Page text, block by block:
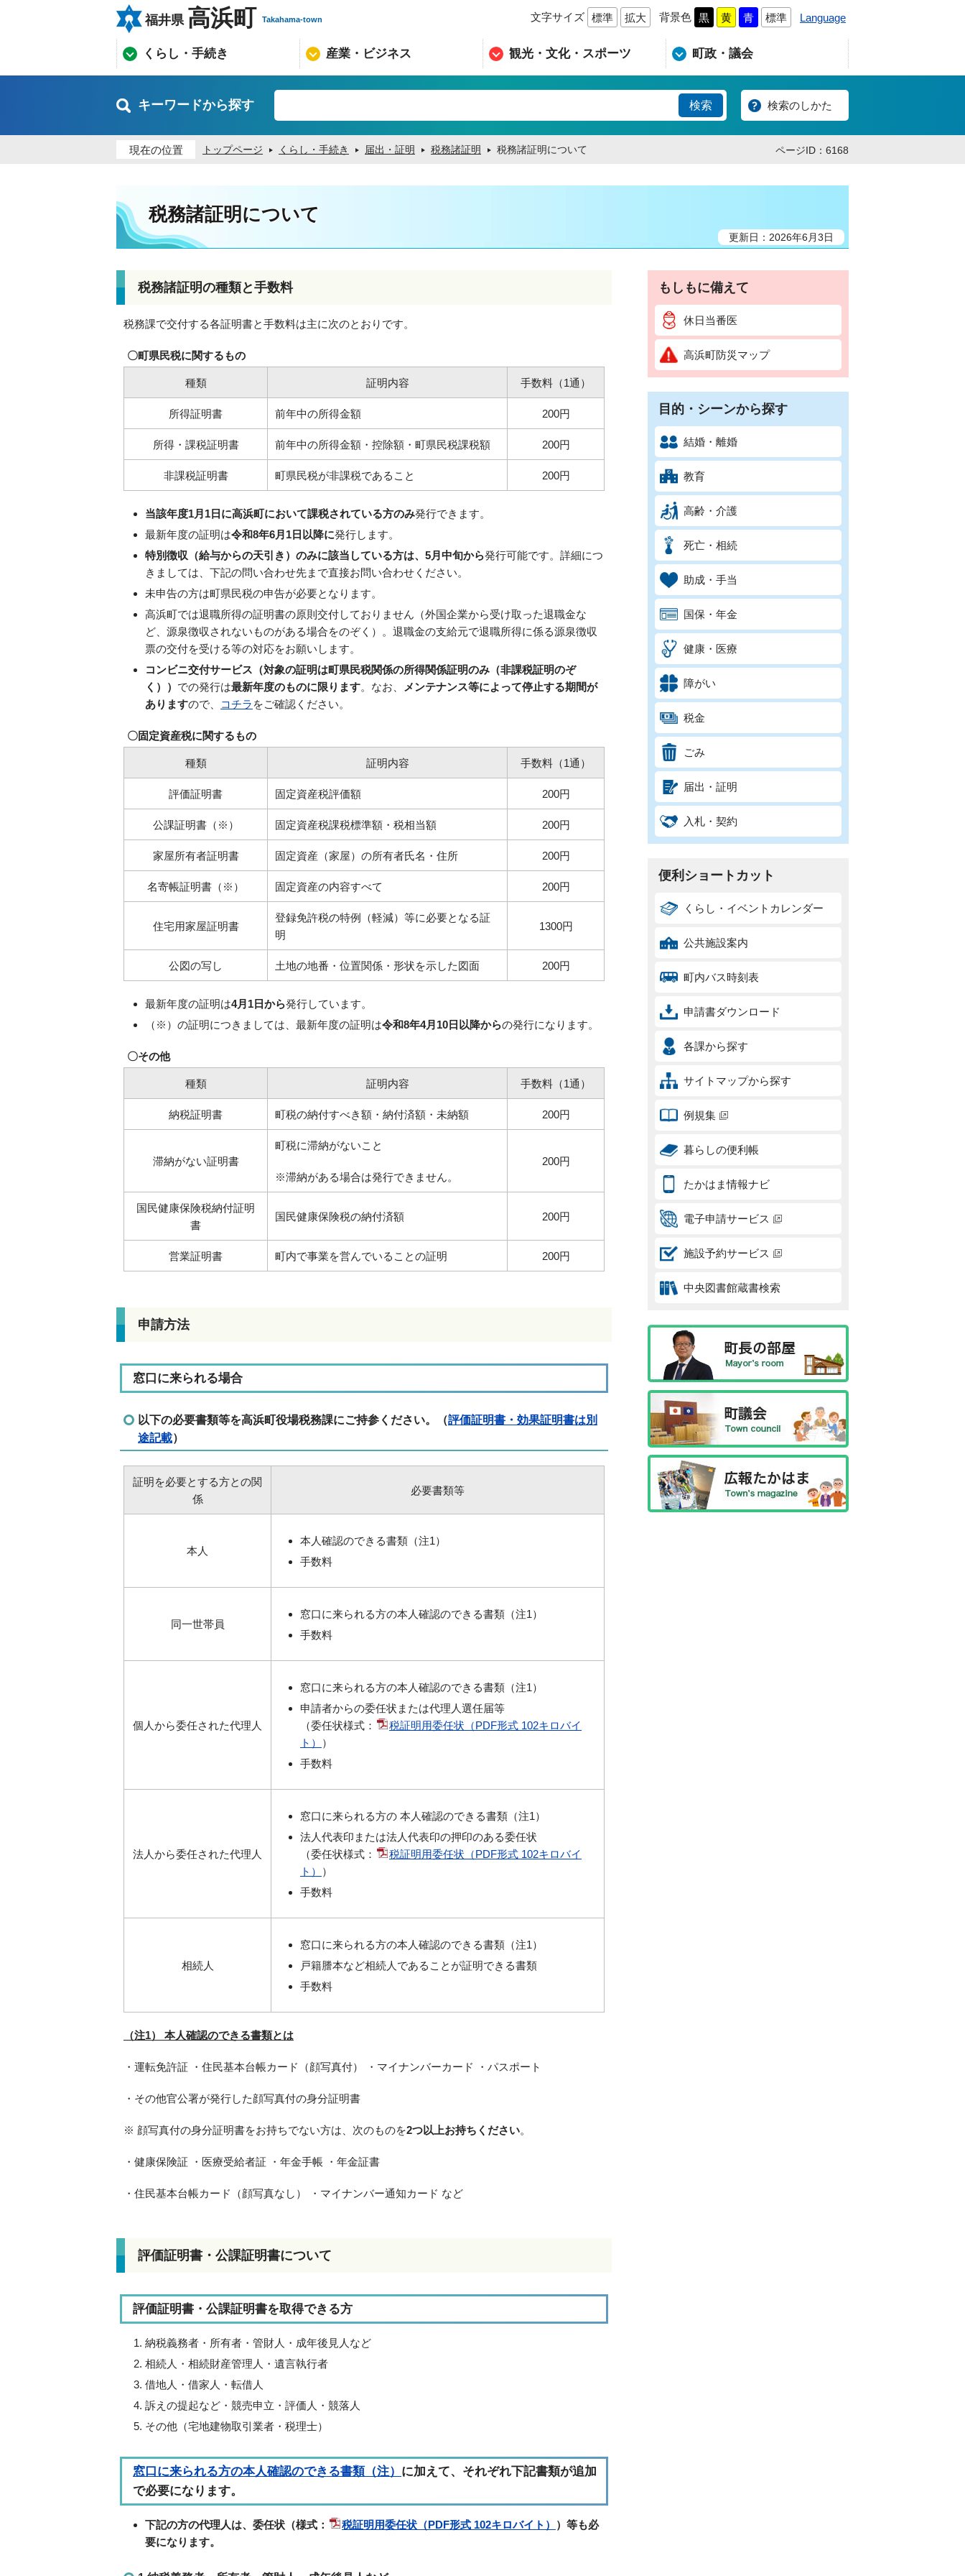
福井県 高浜町 Takahama-town 文字サイズ 標準 拡大 背景色 黒 黄 青 標準 Language
くらし・手続き 産業・ビジネス 観光・文化・スポーツ 町政・議会
キーワードから探す 検索のしかた
現在の位置 トップページ くらし・手続き 届出・証明 税務諸証明 税務諸証明について ページID：6168
税務諸証明について
更新日：2026年6月3日
税務諸証明の種類と手数料
税務課で交付する各証明書と手数料は主に次のとおりです。
〇町県民税に関するもの
種類 証明内容 手数料（1通）
所得証明書 前年中の所得金額 200円
所得・課税証明書 前年中の所得金額・控除額・町県民税課税額 200円
非課税証明書 町県民税が非課税であること 200円
当該年度1月1日に高浜町において課税されている方のみ発行できます。
最新年度の証明は令和8年6月1日以降に発行します。
特別徴収（給与からの天引き）のみに該当している方は、5月中旬から発行可能です。詳細につ
きましては、下記の問い合わせ先まで直接お問い合わせください。
未申告の方は町県民税の申告が必要となります。
高浜町では退職所得の証明書の原則交付しておりません（外国企業から受け取った退職金な
ど、源泉徴収されないものがある場合をのぞく）。退職金の支給元で退職所得に係る源泉徴収
票の交付を受ける等の対応をお願いします。
コンビニ交付サービス（対象の証明は町県民税関係の所得関係証明のみ（非課税証明のぞ
く）） での発行は最新年度のものに限ります。なお、
メンテナンス等によって停止する期間が
ありますので、 コチラ をご確認ください。
〇固定資産税に関するもの
種類 証明内容 手数料（1通）
評価証明書 固定資産税評価額 200円
公課証明書（※） 固定資産税課税標準額・税相当額 200円
家屋所有者証明書 固定資産（家屋）の所有者氏名・住所 200円
名寄帳証明書（※） 固定資産の内容すべて 200円
住宅用家屋証明書
登録免許税の特例（軽減）等に必要となる証
明
1300円
公図の写し 土地の地番・位置関係・形状を示した図面 200円
最新年度の証明は4月1日から発行しています。
（※）の証明につきましては、最新年度の証明は令和8年4月10日以降からの発行になります。
〇その他
種類 証明内容 手数料（1通）
納税証明書 町税の納付すべき額・納付済額・未納額 200円
滞納がない証明書
町税に滞納がないこと
※滞納がある場合は発行できません。
200円
国民健康保険税納付証明
書
国民健康保険税の納付済額 200円
営業証明書 町内で事業を営んでいることの証明 200円
申請方法
窓口に来られる場合
以下の必要書類等を高浜町役場税務課にご持参ください。（評価証明書・効果証明書は別
途記載）
証明を必要とする方との関
係
必要書類等
本人
本人確認のできる書類（注1）
手数料
同一世帯員
窓口に来られる方の本人確認のできる書類（注1）
手数料
個人から委任された代理人
窓口に来られる方の本人確認のできる書類（注1）
申請者からの委任状または代理人選任届等
（委任状様式：
税証明用委任状（PDF形式 102キロバイ
ト）
）
手数料
法人から委任された代理人
窓口に来られる方の 本人確認のできる書類（注1）
法人代表印または法人代表印の押印のある委任状
（委任状様式：
税証明用委任状（PDF形式 102キロバイ
ト）
）
手数料
相続人
窓口に来られる方の本人確認のできる書類（注1）
戸籍謄本など相続人であることが証明できる書類
手数料
（注1） 本人確認のできる書類とは
・運転免許証 ・住民基本台帳カード（顔写真付） ・マイナンバーカード ・パスポート
・その他官公署が発行した顔写真付の身分証明書
※ 顔写真付の身分証明書をお持ちでない方は、次のものを2つ以上お持ちください。
・健康保険証 ・医療受給者証 ・年金手帳 ・年金証書
・住民基本台帳カード（顔写真なし） ・マイナンバー通知カード など
評価証明書・公課証明書について
評価証明書・公課証明書を取得できる方
納税義務者・所有者・管財人・成年後見人など
相続人・相続財産管理人・遺言執行者
借地人・借家人・転借人
訴えの提起など・競売申立・評価人・競落人
その他（宅地建物取引業者・税理士）
窓口に来られる方の本人確認のできる書類（注） に加えて、それぞれ下記書類が追加
で必要になります。
下記の方の代理人は、委任状 （様式： 税証明用委任状（PDF形式 102キロバイト） ） 等も必
要になります。
もしもに備えて
休日当番医
高浜町防災マップ
目的・シーンから探す
結婚・離婚
教育
高齢・介護
死亡・相続
助成・手当
国保・年金
健康・医療
障がい
税金
ごみ
届出・証明
入札・契約
便利ショートカット
くらし・イベントカレンダー
公共施設案内
町内バス時刻表
申請書ダウンロード
各課から探す
サイトマップから探す
例規集
暮らしの便利帳
たかはま情報ナビ
電子申請サービス
施設予約サービス
中央図書館蔵書検索